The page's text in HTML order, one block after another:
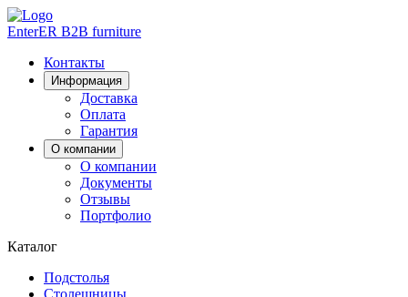
EnterER B2B furniture
Контакты
Информация
Доставка
Оплата
Гарантия
О компании
О компании
Документы
Отзывы
Портфолио
Каталог
Подстолья
Столешницы